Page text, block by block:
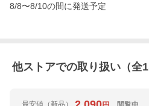
8/8〜8/10の間に発送予定
他ストアでの取り扱い（全